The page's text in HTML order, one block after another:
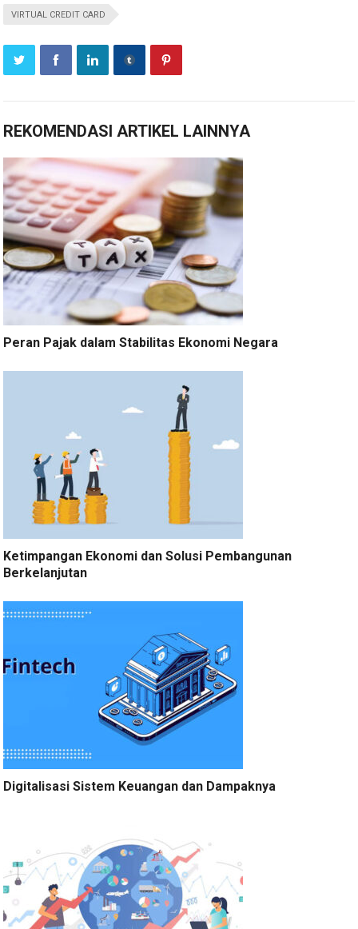
VIRTUAL CREDIT CARD
REKOMENDASI ARTIKEL LAINNYA
Peran Pajak dalam Stabilitas Ekonomi Negara
Ketimpangan Ekonomi dan Solusi Pembangunan
Berkelanjutan
Digitalisasi Sistem Keuangan dan Dampaknya